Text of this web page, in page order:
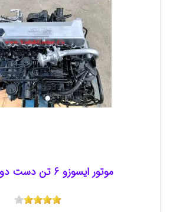
موتور ایسوزو 6 تن دست دوم اروپایی